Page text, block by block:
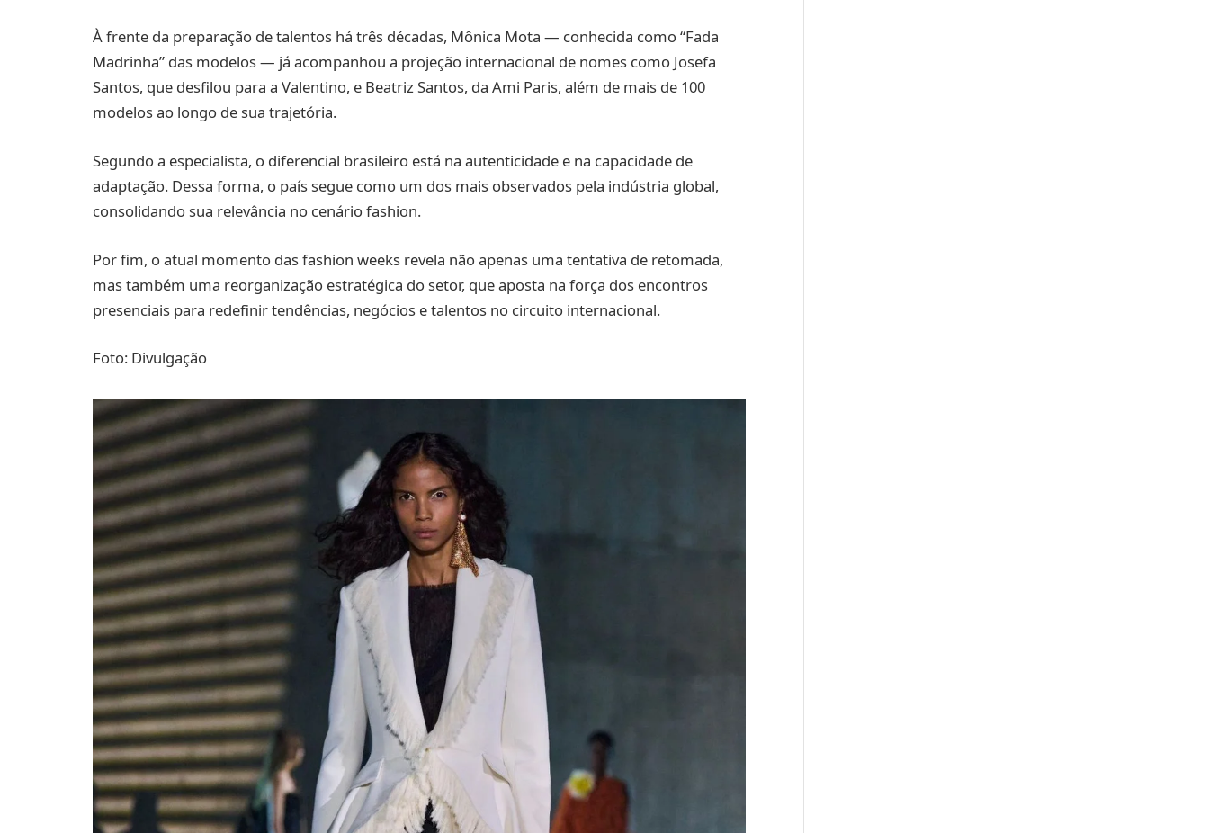
À frente da preparação de talentos há três décadas, Mônica Mota — conhecida como “Fada
Madrinha” das modelos — já acompanhou a projeção internacional de nomes como Josefa
Santos, que desfilou para a Valentino, e Beatriz Santos, da Ami Paris, além de mais de 100
modelos ao longo de sua trajetória.
Segundo a especialista, o diferencial brasileiro está na autenticidade e na capacidade de
adaptação. Dessa forma, o país segue como um dos mais observados pela indústria global,
consolidando sua relevância no cenário fashion.
Por fim, o atual momento das fashion weeks revela não apenas uma tentativa de retomada,
mas também uma reorganização estratégica do setor, que aposta na força dos encontros
presenciais para redefinir tendências, negócios e talentos no circuito internacional.
Foto: Divulgação